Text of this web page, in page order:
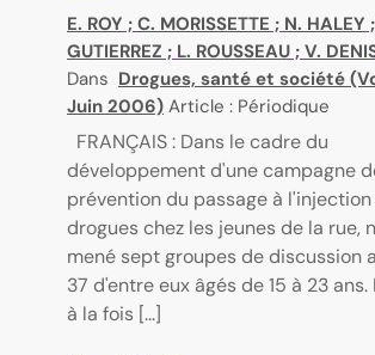
E. ROY ; C. MORISSETTE ; N. HALEY ;
GUTIERREZ ; L. ROUSSEAU ; V.
Dans Drogues, santé et société
Juin 2006) Article : Périodique
FRANÇAIS : Dans le cadre du
développement d'une campagne
prévention du passage à
drogues chez les jeunes de la rue,
mené sept groupes de discussion
37 d'entre eux âgés de 15 à 23 ans.
à la fois [...]